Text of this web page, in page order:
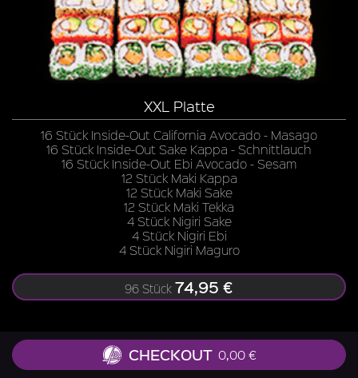
XXL Platte
16 Stück Inside-Out California Avocado - Masago
16 Stück Inside-Out Sake Kappa - Schnittlauch
16 Stück Inside-Out Ebi Avocado - Sesam
12 Stück Maki Kappa
12 Stück Maki Sake
12 Stück Maki Tekka
4 Stück Nigiri Sake
4 Stück Nigiri Ebi
4 Stück Nigiri Maguro
96 Stück 74,95 €
Zu allen Gerichten liefern wir Ingwer, Wasabi, Soja-
CHECKOUT 0,00 €